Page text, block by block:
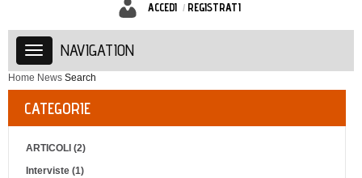
ACCEDI REGISTRATI
NAVIGATION
Home News Search
CATEGORIE
ARTICOLI (2)
Interviste (1)